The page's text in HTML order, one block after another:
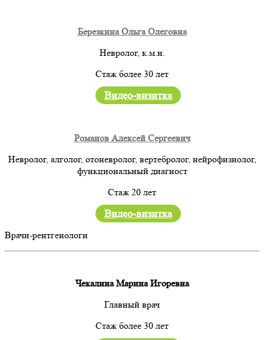
Березкина Ольга Олеговна
Невролог, к.м.н.
Стаж более 30 лет
Видео-визитка
Романов Алексей Сергеевич
Невролог, алголог, отоневролог, вертебролог, нейрофизиолог,
функциональный диагност
Стаж 20 лет
Видео-визитка
Врачи-рентгенологи
Чекалина Марина Игоревна
Главный врач
Стаж более 30 лет